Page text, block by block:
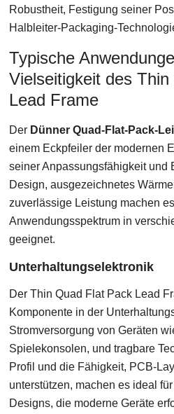
Robustheit, Festigung seiner
Halbleiter-Packaging-
Typische
Vielseitigkeit des
Lead Frame
Der Dünner Quad-Flat-Pack-
einem Eckpfeiler der modernen
seiner Anpassungsfähigkeit und
Design, ausgezeichnetes
zuverlässige Leistung machen
Anwendungsspektrum in
geeignet.
Unterhaltungselektronik
Der Thin Quad Flat Pack Lead
Komponente in der
Stromversorgung von Geräten
Spielekonsolen, und tragbare
Profil und die Fähigkeit, PCB-
unterstützen, machen es ideal
Designs, die moderne Geräte